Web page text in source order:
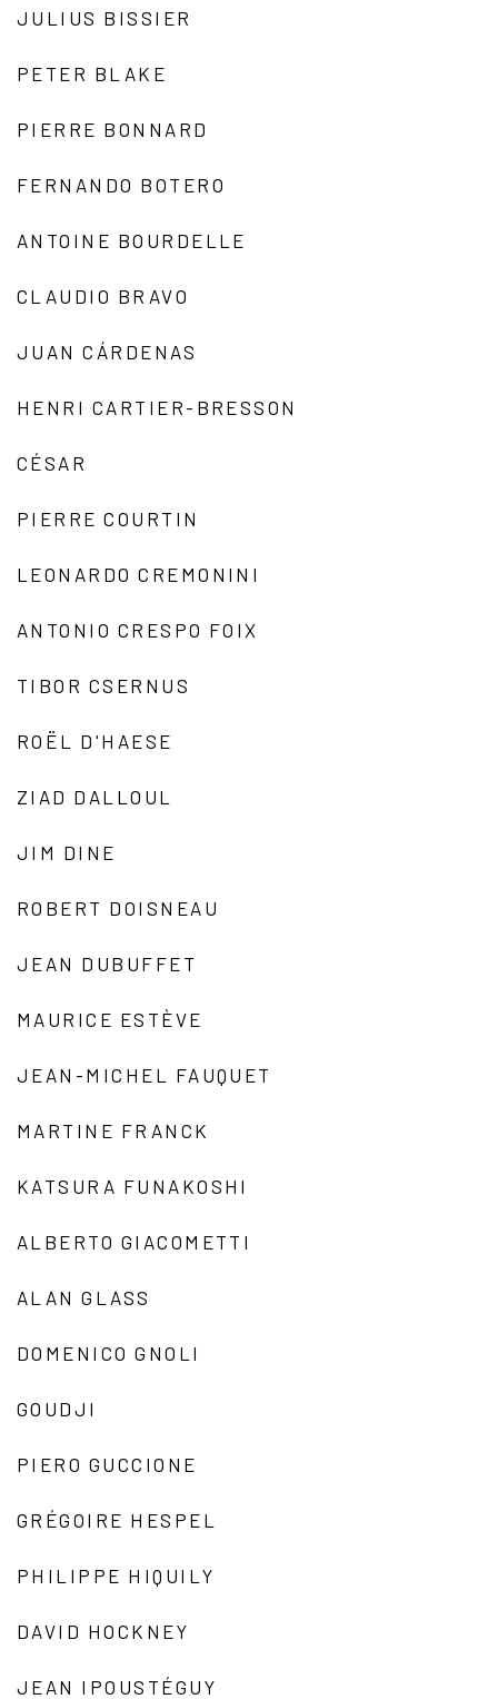
JULIUS BISSIER
PETER BLAKE
PIERRE BONNARD
FERNANDO BOTERO
ANTOINE BOURDELLE
CLAUDIO BRAVO
JUAN CÁRDENAS
HENRI CARTIER-BRESSON
CÉSAR
PIERRE COURTIN
LEONARDO CREMONINI
ANTONIO CRESPO FOIX
TIBOR CSERNUS
ROËL D'HAESE
ZIAD DALLOUL
JIM DINE
ROBERT DOISNEAU
JEAN DUBUFFET
MAURICE ESTÈVE
JEAN-MICHEL FAUQUET
MARTINE FRANCK
KATSURA FUNAKOSHI
ALBERTO GIACOMETTI
ALAN GLASS
DOMENICO GNOLI
GOUDJI
PIERO GUCCIONE
GRÉGOIRE HESPEL
PHILIPPE HIQUILY
DAVID HOCKNEY
JEAN IPOUSTÉGUY